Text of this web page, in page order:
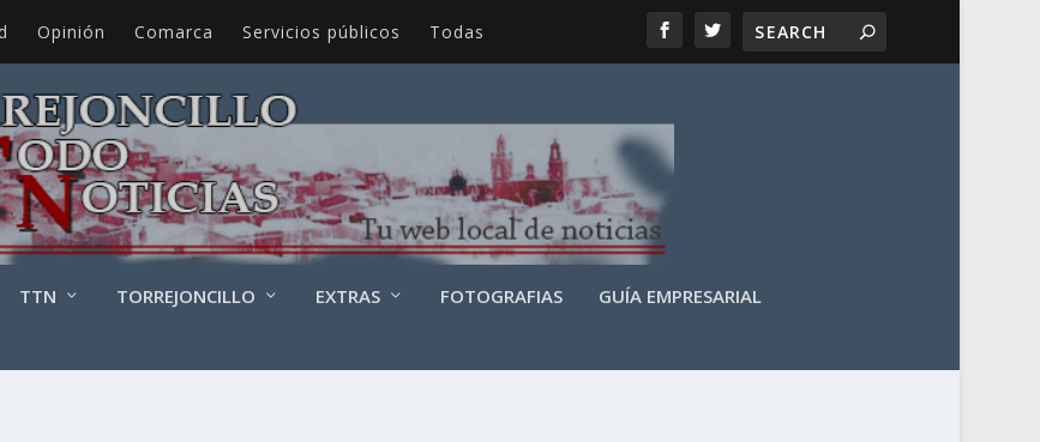
Opinión Comarca Servicios públicos Todas
TTN TORREJONCILLO EXTRAS FOTOGRAFIAS GUÍA EMPRESARIAL